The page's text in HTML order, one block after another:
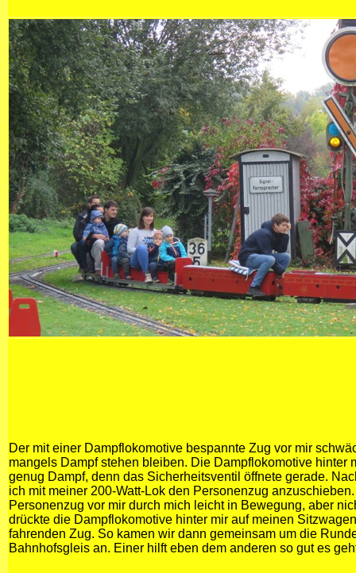
Der mit einer Dampflokomotive bespannte Zug vor mir
mangels Dampf stehen bleiben. Die Dampflokomotive hinter
genug Dampf, denn das Sicherheitsventil öffnete gerade.
ich mit meiner 200-Watt-Lok den Personenzug
Personenzug vor mir durch mich leicht in Bewegung, aber
drückte die Dampflokomotive hinter mir auf meinen
fahrenden Zug. So kamen wir dann gemeinsam um die
Bahnhofsgleis an. Einer hilft eben dem anderen so gut es